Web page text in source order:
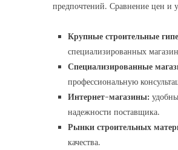
предпочтений. Сравнение цен и
Крупные строительные
специализированных
Специализированные
профессиональную
Интернет-магазины:
надежности поставщика.
Рынки строительных
качества.